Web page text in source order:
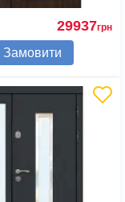
29937грн
Замовити